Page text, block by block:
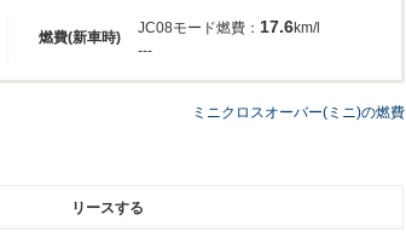
燃費(新車時)
JC08モード燃費： 17.6km/l
---
ミニクロスオーバー(ミニ)の燃費
リースする